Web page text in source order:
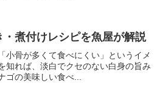
煮付けレシピを魚屋が解説
小骨が多くて食べにくい」というイメ
知れば、淡白でクセのない白身の旨み
ゴの美味しい食べ...